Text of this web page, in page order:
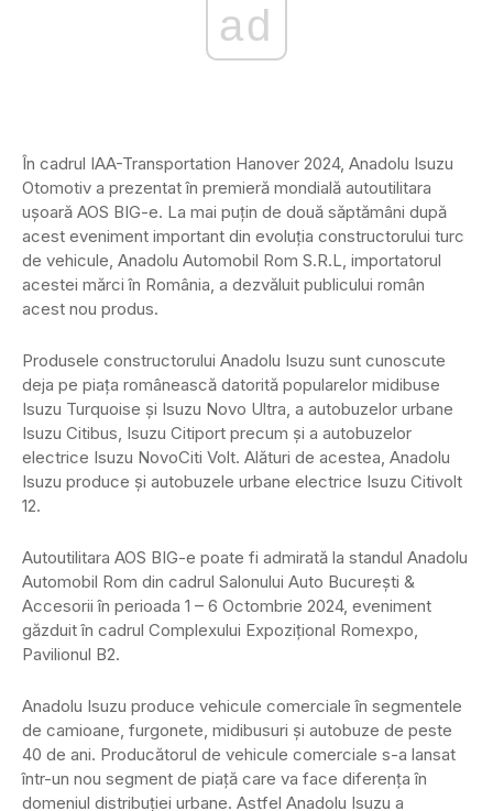
ad
În cadrul IAA-Transportation Hanover 2024, Anadolu Isuzu
Otomotiv a prezentat în premieră mondială autoutilitara
ușoară AOS BIG-e. La mai puțin de două săptămâni după
acest eveniment important din evoluția constructorului turc
de vehicule, Anadolu Automobil Rom S.R.L, importatorul
acestei mărci în România, a dezvăluit publicului român
acest nou produs.
Produsele constructorului Anadolu Isuzu sunt cunoscute
deja pe piața românească datorită popularelor midibuse
Isuzu Turquoise și Isuzu Novo Ultra, a autobuzelor urbane
Isuzu Citibus, Isuzu Citiport precum și a autobuzelor
electrice Isuzu NovoCiti Volt. Alături de acestea, Anadolu
Isuzu produce și autobuzele urbane electrice Isuzu Citivolt
12.
Autoutilitara AOS BIG-e poate fi admirată la standul Anadolu
Automobil Rom din cadrul Salonului Auto București &
Accesorii în perioada 1 – 6 Octombrie 2024, eveniment
găzduit în cadrul Complexului Expozițional Romexpo,
Pavilionul B2.
Anadolu Isuzu produce vehicule comerciale în segmentele
de camioane, furgonete, midibusuri și autobuze de peste
40 de ani. Producătorul de vehicule comerciale s-a lansat
într-un nou segment de piață care va face diferența în
domeniul distribuției urbane. Astfel Anadolu Isuzu a